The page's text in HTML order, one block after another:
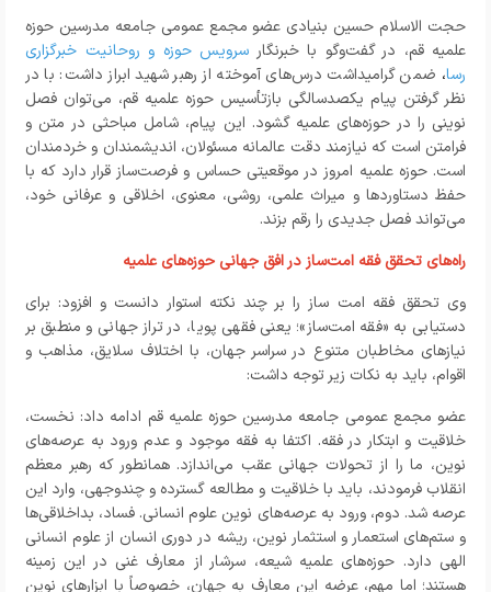
حجت الاسلام حسین بنیادی عضو مجمع عمومی جامعه مدرسین حوزه
علمیه قم، در گفت‌وگو با خبرنگار سرویس حوزه و روحانیت خبرگزاری
رسا، ضمن گرامیداشت درس‌های آموخته از رهبر شهید ابراز داشت: با در
نظر گرفتن پیام یکصدسالگی بازتأسیس حوزه علمیه قم، می‌توان فصل
نوینی را در حوزه‌های علمیه گشود. این پیام، شامل مباحثی در متن و
فرامتن است که نیازمند دقت عالمانه مسئولان، اندیشمندان و خردمندان
است. حوزه علمیه امروز در موقعیتی حساس و فرصت‌ساز قرار دارد که با
حفظ دستاوردها و میراث علمی، روشی، معنوی، اخلاقی و عرفانی خود،
می‌تواند فصل جدیدی را رقم بزند.
راه‌های تحقق فقه امت‌ساز در افق جهانی حوزه‌های علمیه
وی تحقق فقه امت ساز را بر چند نکته استوار دانست و افزود: برای
دستیابی به «فقه امت‌ساز»؛ یعنی فقهی پویا، در تراز جهانی و منطبق بر
نیازهای مخاطبان متنوع در سراسر جهان، با اختلاف سلایق، مذاهب و
اقوام، باید به نکات زیر توجه داشت:
عضو مجمع عمومی جامعه مدرسین حوزه علمیه قم ادامه داد: نخست،
خلاقیت و ابتکار در فقه. اکتفا به فقه موجود و عدم ورود به عرصه‌های
نوین، ما را از تحولات جهانی عقب می‌اندازد. همانطور که رهبر معظم
انقلاب فرمودند، باید با خلاقیت و مطالعه گسترده و چندوجهی، وارد این
عرصه شد. دوم، ورود به عرصه‌های نوین علوم انسانی. فساد، بداخلاقی‌ها
و ستم‌های استعمار و استثمار نوین، ریشه در دوری انسان از علوم انسانی
الهی دارد. حوزه‌های علمیه شیعه، سرشار از معارف غنی در این زمینه
هستند؛ اما مهم، عرضه این معارف به جهان، خصوصاً با ابزارهای نوین